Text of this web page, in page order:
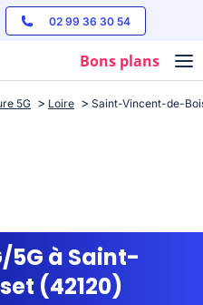
02 99 36 30 54
Bons plans
5G Loire Saint-Vincent-de-
5G à Saint-
(42120)